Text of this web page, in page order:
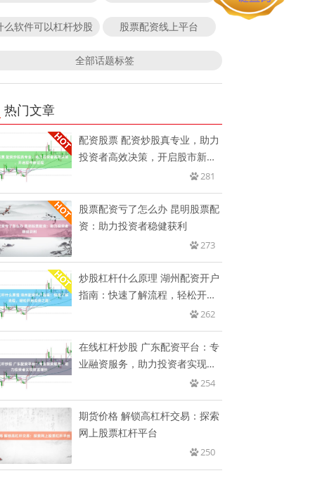
么软件可以杠杆炒股 股票配资线上平台
全部话题标签
热门文章
配资股票 配资炒股真专业，助力
投资者高效决策，开启股市新征
281
股票配资亏了怎么办 昆明股票配
资：助力投资者稳健获利
273
炒股杠杆什么原理 湖州配资开户
指南：快速了解流程，轻松开启
262
在线杠杆炒股 广东配资平台：专
业融资服务，助力投资者实现财
254
期货价格 解锁高杠杆交易：探索
网上股票杠杆平台
250